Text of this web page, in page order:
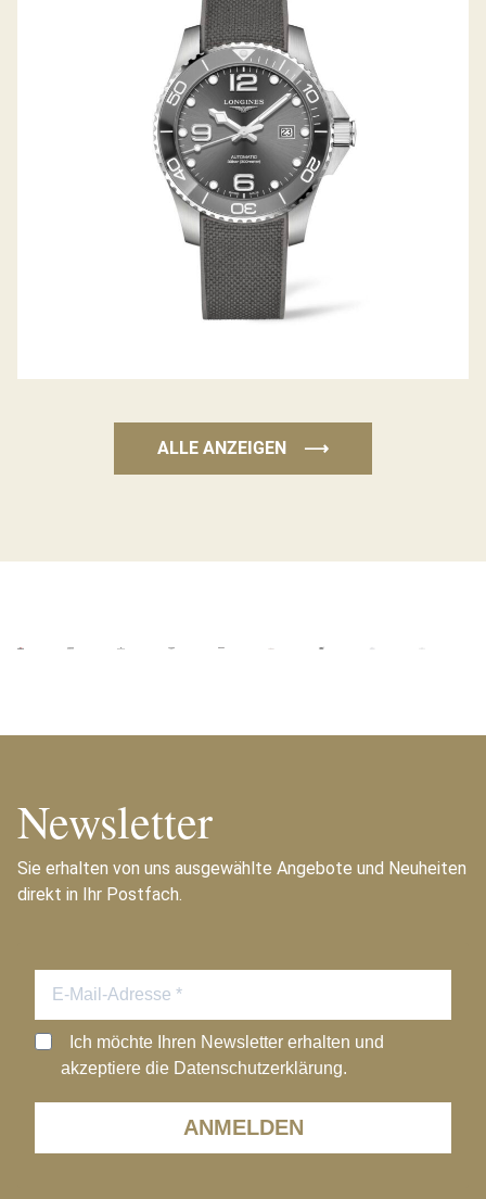
HYDROCONQUEST
ALLE ANZEIGEN ⟶
Newsletter
Sie erhalten von uns ausgewählte Angebote und Neuheiten
direkt in Ihr Postfach.
ANMELDEN
Ich möchte Ihren Newsletter erhalten und
akzeptiere die Datenschutzerklärung.